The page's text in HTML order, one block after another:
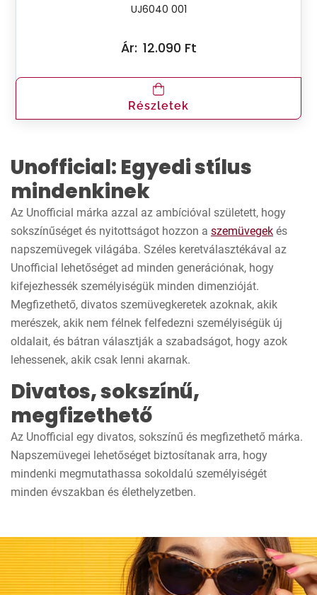
UJ6040 001
Ár: 12.090 Ft
Részletek
Unofficial: Egyedi stílus
mindenkinek
Az Unofficial márka azzal az ambícióval született, hogy
sokszínűséget és nyitottságot hozzon a szemüvegek és
napszemüvegek világába. Széles keretválasztékával az
Unofficial lehetőséget ad minden generációnak, hogy
kifejezhessék személyiségük minden dimenzióját.
Megfizethető, divatos szemüvegkeretek azoknak, akik
merészek, akik nem félnek felfedezni személyiségük új
oldalait, és bátran választják a szabadságot, hogy azok
lehessenek, akik csak lenni akarnak.
Divatos, sokszínű,
megfizethető
Az Unofficial egy divatos, sokszínű és megfizethető márka.
Napszemüvegei lehetőséget biztosítanak arra, hogy
mindenki megmutathassa sokoldalú személyiségét
minden évszakban és élethelyzetben.